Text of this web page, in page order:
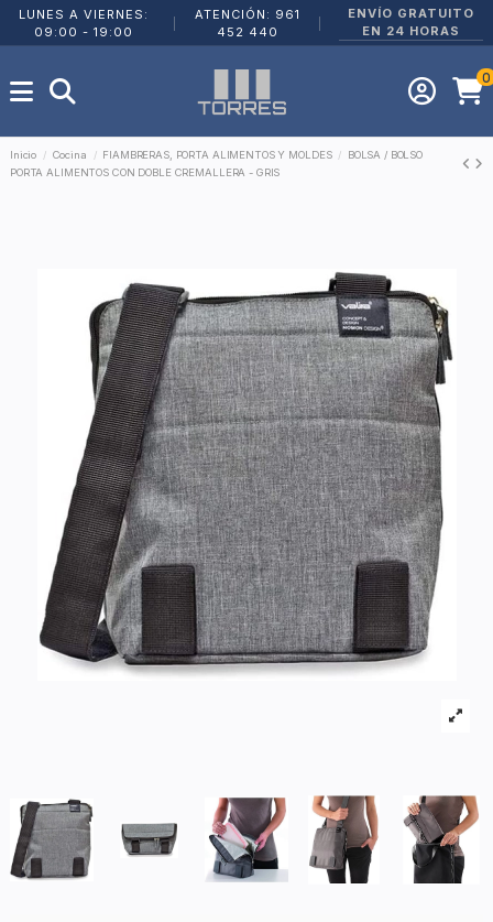
LUNES A VIERNES:
09:00 - 19:00
ATENCIÓN: 961
452 440
ENVÍO GRATUITO
EN 24 HORAS
0
Inicio Cocina FIAMBRERAS, PORTA ALIMENTOS Y MOLDES
BOLSA / BOLSO
PORTA ALIMENTOS CON DOBLE CREMALLERA - GRIS